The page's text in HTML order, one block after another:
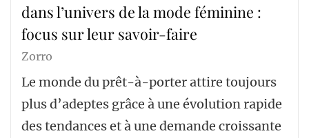
dans l’univers de la mode féminine :
focus sur leur savoir-faire
Zorro
Le monde du prêt-à-porter attire toujours
plus d’adeptes grâce à une évolution rapide
des tendances et à une demande croissante